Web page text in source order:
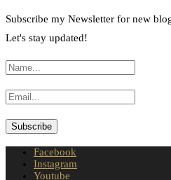
Subscribe my Newsletter for new
Let's stay updated!
Facebook
Instagram
Youtube